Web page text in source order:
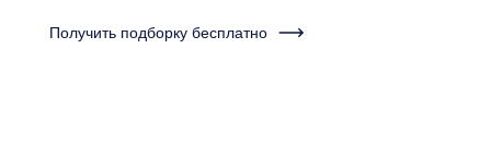
Получить подборку бесплатно